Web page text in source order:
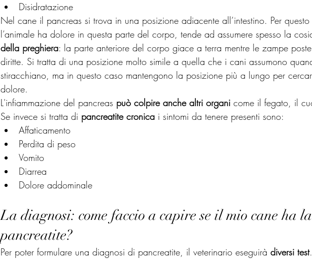
Disidratazione
Nel cane il pancreas si trova in una posizione adiacente all’intestino. Per
l’animale ha dolore in questa parte del corpo, tende ad assumere spesso la
della preghiera: la parte anteriore del corpo giace a terra mentre le zampe
diritte. Si tratta di una posizione molto simile a quella che i cani assumono
stiracchiano, ma in questo caso mantengono la posizione più a lungo per
dolore.
L'infiammazione del pancreas può colpire anche altri organi come il fegato, il
Se invece si tratta di pancreatite cronica i sintomi da tenere presenti sono:
Affaticamento
Perdita di peso
Vomito
Diarrea
Dolore addominale
La diagnosi: come faccio a capire se il mio cane ha
pancreatite?
Per poter formulare una diagnosi di pancreatite, il veterinario eseguirà diversi test